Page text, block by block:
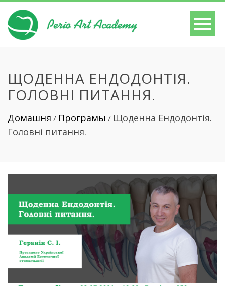
ЩОДЕННА ЕНДОДОНТІЯ.
ГОЛОВНІ ПИТАННЯ.
Домашня / Програмы / Щоденна Ендодонтія.
Головні питання.